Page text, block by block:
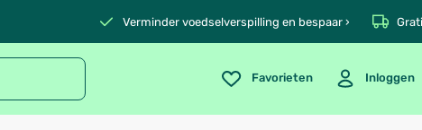
Verminder voedselverspilling en bespaar ›
Favorieten Inloggen